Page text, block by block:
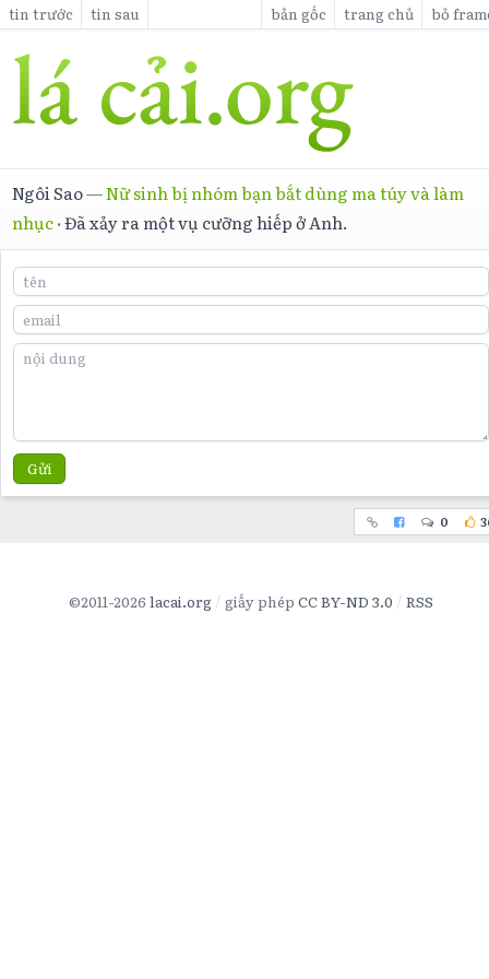
tin trước tin sau bản gốc trang chủ bỏ
Ngôi Sao—Nữ sinh bị nhóm bạn bắt dùng ma túy và làm
nhục·Đã xảy ra một vụ cưỡng hiếp ở Anh.
Gửi
0
©2011-2026 lacai.org giấy phép CC BY-ND 3.0 RSS